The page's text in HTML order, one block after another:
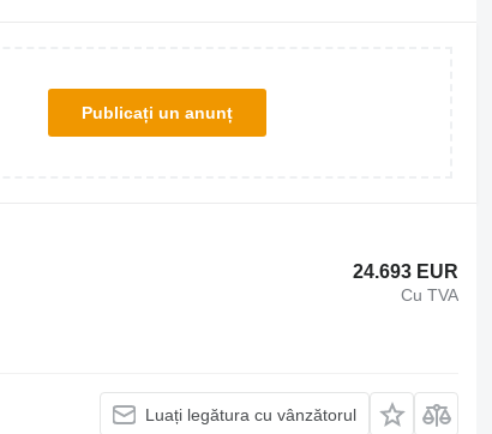
Publicați un anunț
24.693 EUR
Cu TVA
Luați legătura cu vânzătorul